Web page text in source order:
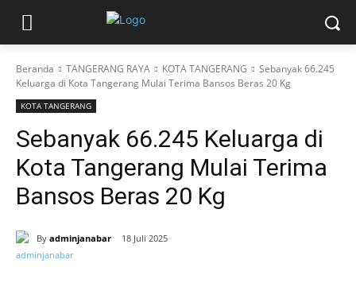
Beranda TANGERANG RAYA KOTA TANGERANG
Sebanyak 66.245
Keluarga di Kota Tangerang Mulai Terima Bansos Beras 20 Kg
KOTA TANGERANG
Sebanyak 66.245 Keluarga di
Kota Tangerang Mulai Terima
Bansos Beras 20 Kg
By adminjanabar 18 Juli 2025